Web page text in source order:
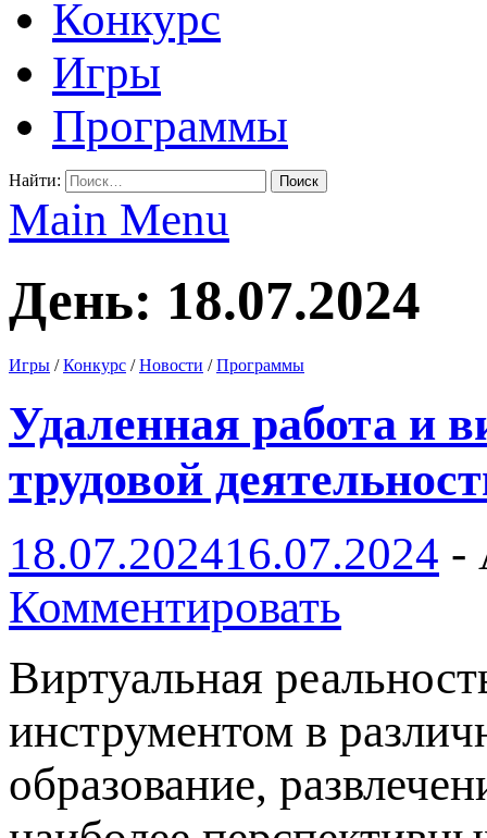
Конкурс
Игры
Программы
Найти:
Main Menu
День: 18.07.2024
Игры /Конкурс /Новости /Программы
Удаленная работа и
трудовой
18.07.202416.07.2024 -
Комментировать
Виртуальная
инструментом в
образование,